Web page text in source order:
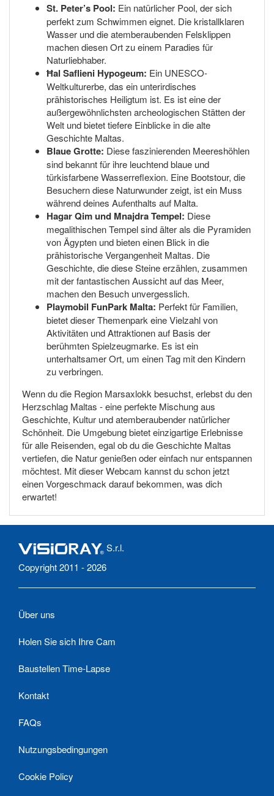
St. Peter’s Pool: Ein natürlicher Pool, der sich
perfekt zum Schwimmen eignet. Die kristallklaren
Wasser und die atemberaubenden Felsklippen
machen diesen Ort zu einem Paradies für
Naturliebhaber.
Ħal Saflieni Hypogeum: Ein UNESCO-
Weltkulturerbe, das ein unterirdisches
prähistorisches Heiligtum ist. Es ist eine der
außergewöhnlichsten archeologischen Stätten der
Welt und bietet tiefere Einblicke in die alte
Geschichte Maltas.
Blaue Grotte: Diese faszinierenden Meereshöhlen
sind bekannt für ihre leuchtend blaue und
türkisfarbene Wasserreflexion. Eine Bootstour, die
Besuchern diese Naturwunder zeigt, ist ein Muss
während deines Aufenthalts auf Malta.
Hagar Qim und Mnajdra Tempel: Diese
megalithischen Tempel sind älter als die Pyramiden
von Ägypten und bieten einen Blick in die
prähistorische Vergangenheit Maltas. Die
Geschichte, die diese Steine erzählen, zusammen
mit der fantastischen Aussicht auf das Meer,
machen den Besuch unvergesslich.
Playmobil FunPark Malta: Perfekt für Familien,
bietet dieser Themenpark eine Vielzahl von
Aktivitäten und Attraktionen auf Basis der
berühmten Spielzeugmarke. Es ist ein
unterhaltsamer Ort, um einen Tag mit den Kindern
zu verbringen.
Wenn du die Region Marsaxlokk besuchst, erlebst du den
Herzschlag Maltas - eine perfekte Mischung aus
Geschichte, Kultur und atemberaubender natürlicher
Schönheit. Die Umgebung bietet einzigartige Erlebnisse
für alle Reisenden, egal ob du die Geschichte Maltas
vertiefen, die Natur genießen oder einfach nur entspannen
möchtest. Mit dieser Webcam kannst du schon jetzt
einen Vorgeschmack darauf bekommen, was dich
erwartet!
S.r.l.
Copyright 2011 - 2026
Über uns
Holen Sie sich Ihre Cam
Baustellen Time-Lapse
Kontakt
FAQs
Nutzungsbedingungen
Cookie Policy